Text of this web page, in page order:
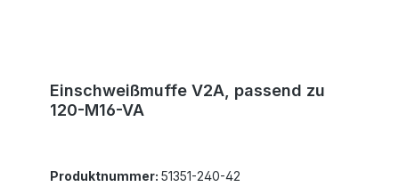
Einschweißmuffe V2A, passend zu
120-M16-VA
Produktnummer: 51351-240-42